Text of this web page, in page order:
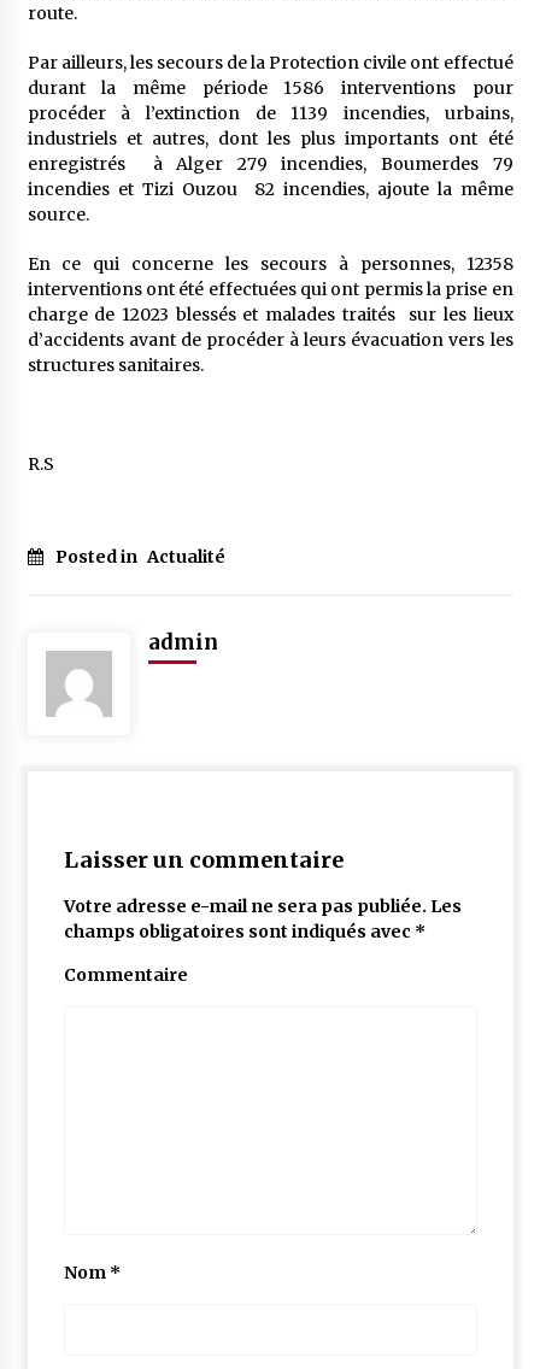
Un conte targui/ Quand la tête est vide
5 ans ago
Tradition orale/ D’où viennent les contes et à
route.
Par ailleurs, les secours de la Protection civile ont effectué
durant la même période 1586 interventions pour
procéder à l’extinction de 1139 incendies, urbains,
industriels et autres, dont les plus importants ont été
enregistrés à Alger 279 incendies, Boumerdes 79
incendies et Tizi Ouzou 82 incendies, ajoute la même
source.
En ce qui concerne les secours à personnes, 12358
interventions ont été effectuées qui ont permis la prise en
charge de 12023 blessés et malades traités sur les lieux
d’accidents avant de procéder à leurs évacuation vers les
structures sanitaires.
R.S
Posted in Actualité
admin
Laisser un commentaire
Votre adresse e-mail ne sera pas publiée. Les
champs obligatoires sont indiqués avec *
Commentaire
Nom *